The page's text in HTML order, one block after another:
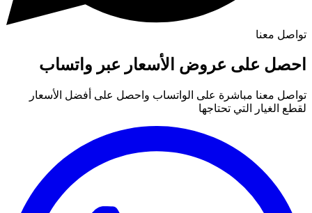
تواصل معنا
احصل على عروض الأسعار عبر واتساب
تواصل معنا مباشرة على الواتساب واحصل على أفضل الأسعار
لقطع الغيار التي تحتاجها